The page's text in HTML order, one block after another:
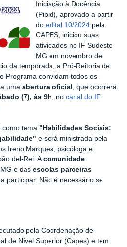
Iniciação à Docência
(Pibid), aprovado a partir
doedital 10/2024 pela
CAPES, iniciou suas
atividades no IF Sudeste
MG em novembro de
da temporada, a Pró-Reitoria de
Programa convidam todos os
uma abertura oficial , que ocorrerá
(7), às 9h, no canal do IF
como tema "Habilidades Sociais:
e será ministrada pela
Ireno Marques, psicóloga e
del-Rei. A comunidade
e das escolas parceiras
participar. Não é necessário se
pela Coordenação de
de Nível Superior (Capes) e tem